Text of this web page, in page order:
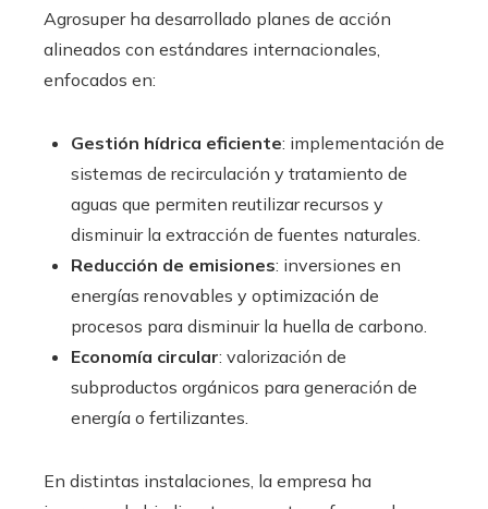
Agrosuper ha desarrollado planes de acción
alineados con estándares internacionales,
enfocados en:
Gestión hídrica eficiente: implementación de
sistemas de recirculación y tratamiento de
aguas que permiten reutilizar recursos y
disminuir la extracción de fuentes naturales.
Reducción de emisiones: inversiones en
energías renovables y optimización de
procesos para disminuir la huella de carbono.
Economía circular: valorización de
subproductos orgánicos para generación de
energía o fertilizantes.
En distintas instalaciones, la empresa ha